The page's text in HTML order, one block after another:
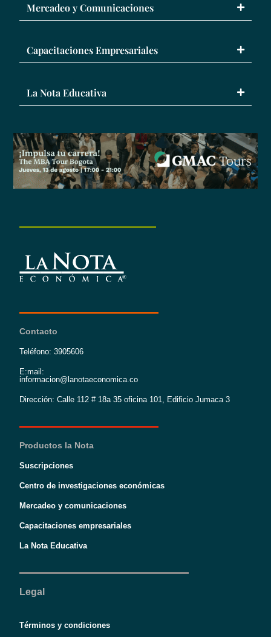
Mercadeo y Comunicaciones
Capacitaciones Empresariales
La Nota Educativa
Contacto
Teléfono: 3905606
E:mail:
informacion@lanotaeconomica.co
Dirección: Calle 112 # 18a 35 oficina 101, Edificio Jumaca 3
Productos la Nota
Suscripciones
Centro de investigaciones económicas
Mercadeo y comunicaciones
Capacitaciones empresariales
La Nota Educativa
Legal
Términos y condiciones